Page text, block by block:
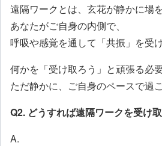
遠隔ワークとは、玄花が静かに場を
あなたがご自身の内側で、
呼吸や感覚を通して「共振」を受
何かを「受け取ろう」と頑張る必
ただ静かに、ご自身のペースで過
Q2. どうすれば遠隔ワークを受け
A.